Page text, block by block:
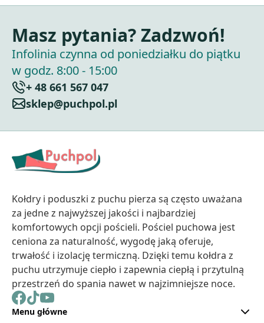
Masz pytania? Zadzwoń!
Infolinia czynna od poniedziałku do piątku
w godz. 8:00 - 15:00
+ 48 661 567 047
sklep@puchpol.pl
Kołdry i poduszki z puchu pierza są często uważana
za jedne z najwyższej jakości i najbardziej
komfortowych opcji pościeli. Pościel puchowa jest
ceniona za naturalność, wygodę jaką oferuje,
trwałość i izolację termiczną. Dzięki temu kołdra z
puchu utrzymuje ciepło i zapewnia ciepłą i przytulną
przestrzeń do spania nawet w najzimniejsze noce.
Menu główne